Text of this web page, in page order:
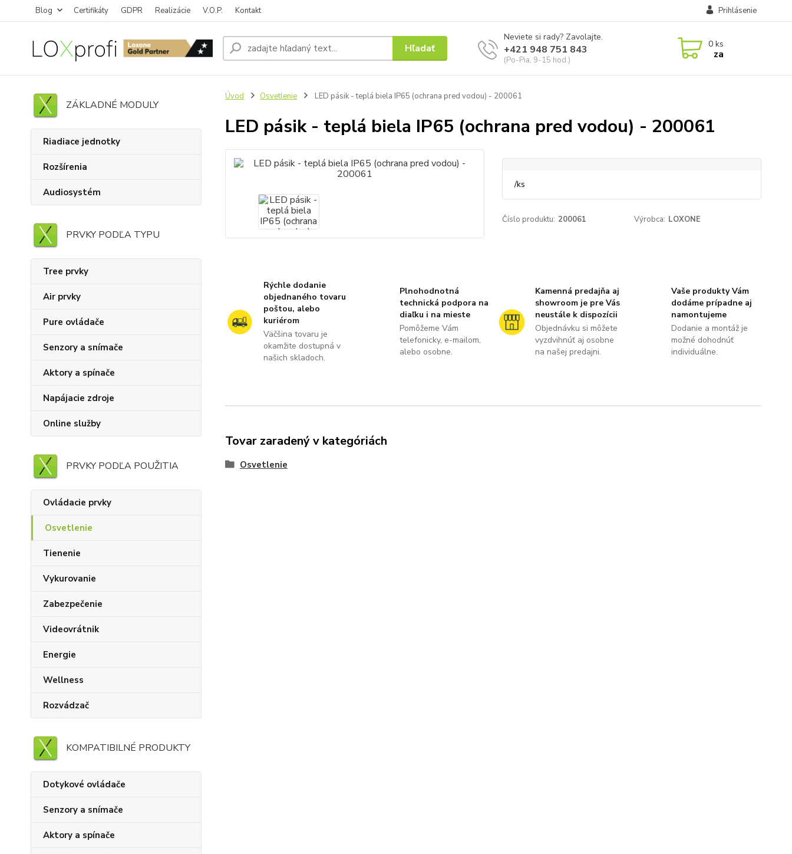
Blog Certifikáty GDPR Realizácie V.O.P. Kontakt Prihlásenie
Hľadať
Neviete si rady? Zavolajte.
+421 948 751 843
(Po-Pia, 9-15 hod.)
0 ks
za
ZÁKLADNÉ MODULY
Riadiace jednotky
Rozšírenia
Audiosystém
PRVKY PODĽA TYPU
Tree prvky
Air prvky
Pure ovládače
Senzory a snímače
Aktory a spínače
Napájacie zdroje
Online služby
PRVKY PODĽA POUŽITIA
Ovládacie prvky
Osvetlenie
Tienenie
Vykurovanie
Zabezpečenie
Videovrátnik
Energie
Wellness
Rozvádzač
KOMPATIBILNÉ PRODUKTY
Dotykové ovládače
Senzory a snímače
Aktory a spínače
Úvod Osvetlenie LED pásik - teplá biela IP65 (ochrana pred vodou) - 200061
LED pásik - teplá biela IP65 (ochrana pred vodou) - 200061
/ks
Číslo produktu: 200061 Výrobca: LOXONE
Rýchle dodanie
objednaného tovaru
poštou, alebo
kuriérom
Väčšina tovaru je
okamžite dostupná v
našich skladoch.
Plnohodnotná
technická podpora na
diaľku i na mieste
Pomôžeme Vám
telefonicky, e-mailom,
alebo osobne.
Kamenná predajňa aj
showroom je pre Vás
neustále k dispozícii
Objednávku si môžete
vyzdvihnúť aj osobne
na našej predajni.
Vaše produkty Vám
dodáme prípadne aj
namontujeme
Dodanie a montáž je
možné dohodnúť
individuálne.
Tovar zaradený v kategóriách
Osvetlenie